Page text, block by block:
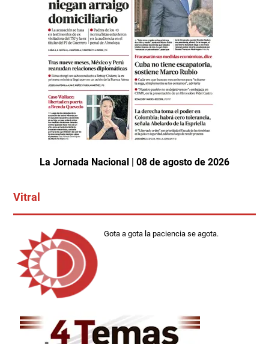
La Jornada Nacional | 08 de agosto de 2026
Vitral
Gota a gota la paciencia se agota.